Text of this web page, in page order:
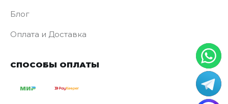
Блог
Оплата и Доставка
СПОСОБЫ ОПЛАТЫ